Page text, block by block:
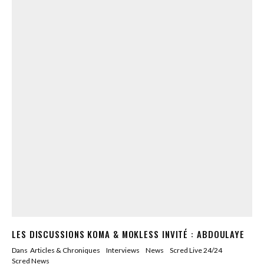
LES DISCUSSIONS KOMA & MOKLESS INVITÉ : ABDOULAYE
Dans Articles & Chroniques Interviews News
Scred Live 24/24
Scred News